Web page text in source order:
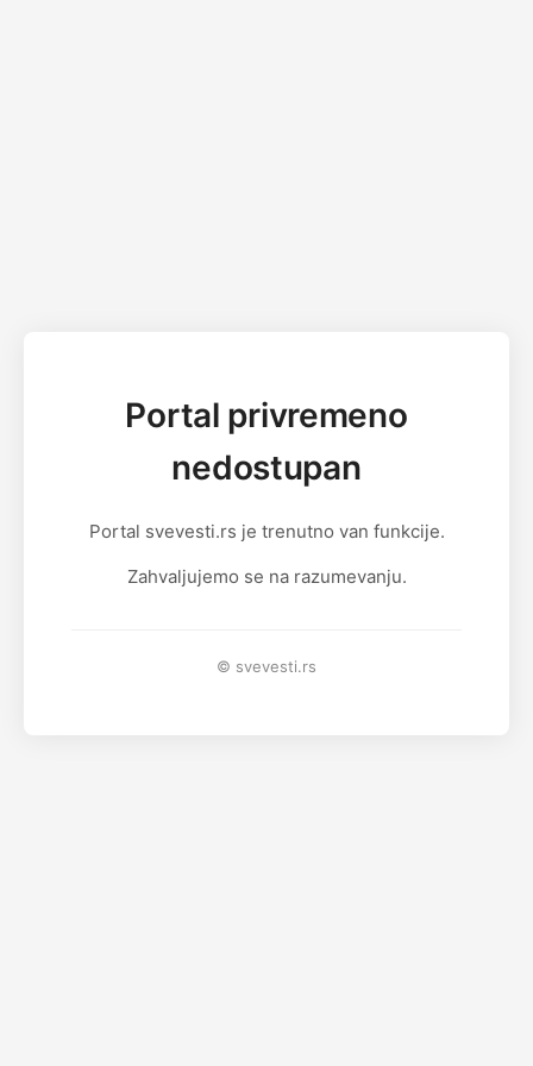
Portal privremeno
nedostupan
Portal svevesti.rs je trenutno van funkcije.
Zahvaljujemo se na razumevanju.
© svevesti.rs